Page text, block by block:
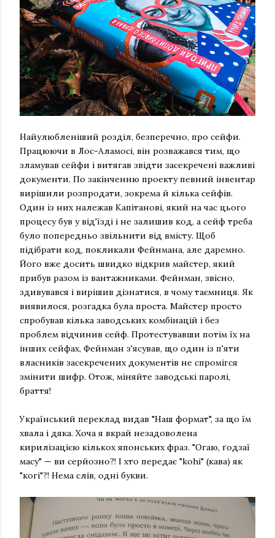
Найулюбленіший розділ, безперечно, про сейфи.
Працюючи в Лос-Аламосі, він розважався тим, що
зламував сейфи і витягав звідти засекречені важливі
документи. По закінченню проекту певний інвентар
вирішили розпродати, зокрема й кілька сейфів.
Один із них належав Капітанові, який на час цього
процесу був у від'їзді і не залишив код, а сейф треба
було попередньо звільнити від вмісту. Щоб
підібрати код, покликали Фейнмана, але даремно.
Його вже досить швидко відкрив майстер, який
прибув разом із вантажниками. Фейнман, звісно,
здивувався і вирішив дізнатися, в чому таємниця. Як
виявилося, розгадка була проста. Майстер просто
спробував кілька заводських комбінацій і без
проблем відчинив сейф. Протестувавши потім їх на
інших сейфах, Фейнман з'ясував, що один із п'яти
власників засекречених документів не спромігся
змінити шифр. Отож, міняйте заводські паролі,
браття!
Український переклад видав "Наш формат", за що їм
хвала і дяка. Хоча я вкрай незадоволена
кирилізацією кількох японських фраз. "Огаю, ґодзаї
масу" — ви серйозно?! І хто передає "kohi" (кава) як
"когі"?! Нема слів, одні букви.